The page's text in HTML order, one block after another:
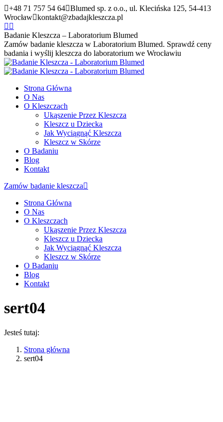
Przewiń
do
zawartości
+48 71 757 54 64 Blumed sp. z o.o., ul. Klecińska 125, 54-413
Wrocław kontakt@zbadajkleszcza.pl
Facebook
page
opens
in
new
window
page
opens
in
new
window
Badanie Kleszcza – Laboratorium Blumed
Zamów badanie kleszcza w Laboratorium Blumed. Sprawdź ceny
badania i wyślij kleszcza do laboratorium we Wrocławiu
Strona Główna
O Nas
O Kleszczach
Ukąszenie Przez Kleszcza
Kleszcz u Dziecka
Jak Wyciągnąć Kleszcza
Kleszcz w Skórze
O Badaniu
Blog
Kontakt
Zamów badanie kleszcza
Strona Główna
O Nas
O Kleszczach
Ukąszenie Przez Kleszcza
Kleszcz u Dziecka
Jak Wyciągnąć Kleszcza
Kleszcz w Skórze
O Badaniu
Blog
Kontakt
sert04
Jesteś tutaj:
Strona główna
sert04